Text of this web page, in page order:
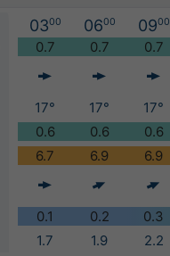
0300 0600 0900
0.7 0.7 0.7
17° 17° 17°
0.6 0.6 0.6
6.7 6.9 6.9
0.1 0.2 0.3
1.7 1.9 2.2